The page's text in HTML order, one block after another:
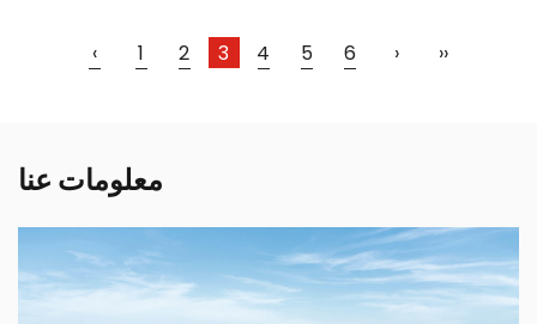
●استخدام جميع تقنيات التحكم الرقمية والذك...
اقرأ أكثر
‹ 1 2 3 4 5 6 › ››
معلومات عنا